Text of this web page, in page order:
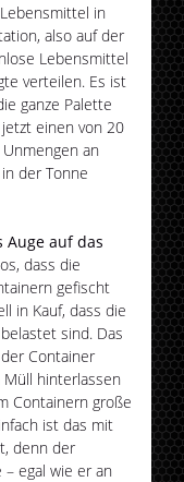
in
also auf der
Lebensmittel
verteilen. Es ist
ganze Palette
jetzt einen von 20
an
der Tonne
Auge auf das
dass die
gefischt
in Kauf, dass die
sind. Das
Container
Müll hinterlassen
Containern große
ist das mit
denn der
– egal wie er an